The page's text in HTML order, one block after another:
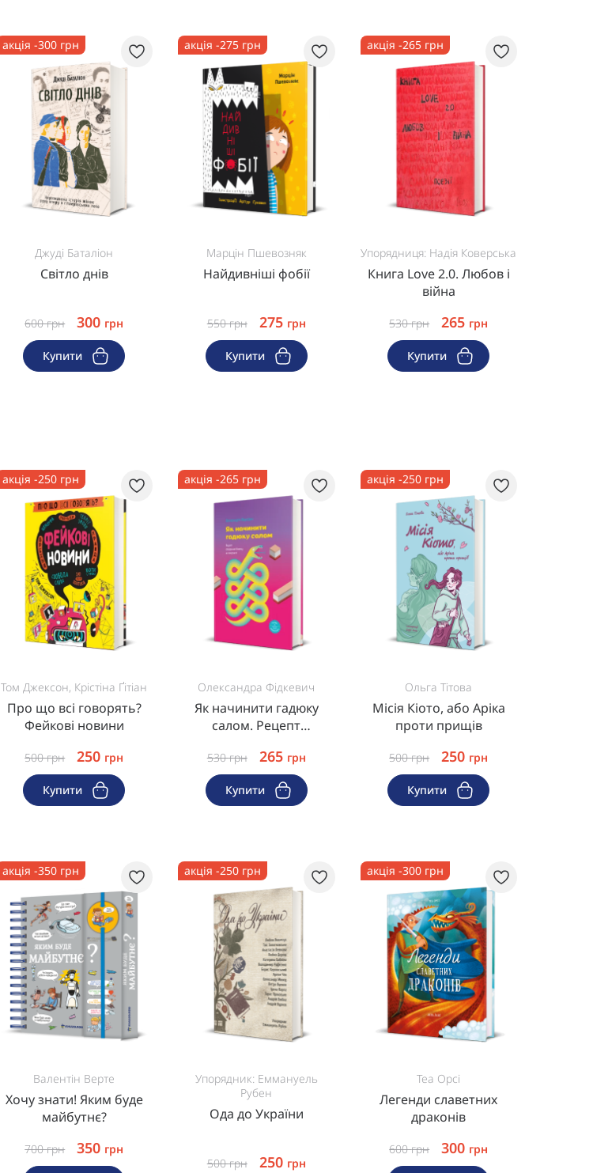
акція -300 грн
Джуді Баталіон
Світло днів
600грн 300 грн
Купити
акція -275 грн
Марцін Пшевозняк
Найдивніші фобії
550грн 275 грн
Купити
акція -265 грн
Упорядниця: Надія Коверська
Книга Love 2.0. Любов і
війна
530грн 265 грн
Купити
акція -250 грн
Том Джексон, Крістіна Ґітіан
Про що всі говорять?
Фейкові новини
500грн 250 грн
Купити
акція -265 грн
Олександра Фідкевич
Як начинити гадюку
салом. Рецепт
творчості
530грн 265 грн
Купити
акція -250 грн
Ольга Тітова
Місія Кіото, або Аріка
проти прищів
500грн 250 грн
Купити
акція -350 грн
Валентін Верте
Хочу знати! Яким буде
майбутнє?
700грн 350 грн
акція -250 грн
Упорядник: Еммануель
Рубен
Ода до України
500грн 250 грн
акція -300 грн
Теа Орсі
Легенди славетних
драконів
600грн 300 грн